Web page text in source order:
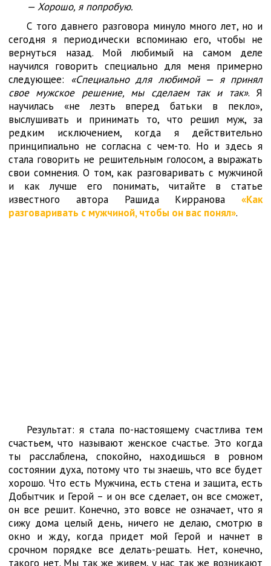
— Хорошо, я попробую.
С того давнего разговора минуло много лет, но и
сегодня я периодически вспоминаю его, чтобы не
вернуться назад. Мой любимый на самом деле
научился говорить специально для меня примерно
следующее:
«Специально для любимой — я принял
свое мужское решение, мы сделаем так и так». Я
научилась «не лезть вперед батьки в пекло»,
выслушивать и принимать то, что решил муж, за
редким исключением, когда я действительно
принципиально не согласна с чем-то. Но и здесь я
стала говорить не решительным голосом, а выражать
свои сомнения. О том, как разговаривать с мужчиной
и как лучше его понимать, читайте в статье
известного автора Рашида Кирранова «Как
разговаривать с мужчиной, чтобы он вас понял».
Результат: я стала по-настоящему счастлива тем
счастьем, что называют женское счастье. Это когда
ты расслаблена, спокойно, находишься в ровном
состоянии духа, потому что ты знаешь, что все будет
хорошо. Что есть Мужчина, есть стена и защита, есть
Добытчик и Герой – и он все сделает, он все сможет,
он все решит. Конечно, это вовсе не означает, что я
сижу дома целый день, ничего не делаю, смотрю в
окно и жду, когда придет мой Герой и начнет в
срочном порядке все делать-решать. Нет, конечно,
такого нет. Мы так же живем, у нас так же возникают